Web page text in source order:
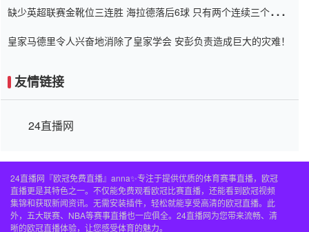
缺少英超联赛金靴位三连胜 海拉德落后6球 只有两个连续三个连续
皇家马德里令人兴奋地消除了皇家学会 安彭负责造成巨大的灾难！
友情链接
24直播网
24直播网『欧冠免费直播』anna✨专注于提供优质的体育赛事直播，欧冠
直播更是其特色之一。不仅能免费观看欧冠比赛直播，还能看到欧冠视频
集锦和获取新闻资讯。无需安装插件，轻松就能享受高清的欧冠直播。此
外，五大联赛、NBA等赛事直播也一应俱全。24直播网为您带来流畅、清
晰的欧冠直播体验，让您感受体育的魅力。